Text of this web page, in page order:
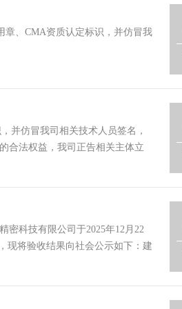
章、CMA资质认定标识，并仿冒我
并仿冒我司相关技术人员签名，
合法权益，我司正告相关主体立
密科技有限公司于2025年12月22
现将验收结果向社会公示如下：建